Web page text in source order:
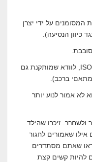
על ידי יצרן
כיוון הנסיעה).
ג. במידה והכיסה מותקן באמצעות ISOFIX, לוודא שמותקנת גם
מתאםי ברכב).
לא אמור לנוע יותר
ולשחרר. זיכרו שהילד
שאמורים לחגור
שאתם מסתדרים
להיות קשים קצת